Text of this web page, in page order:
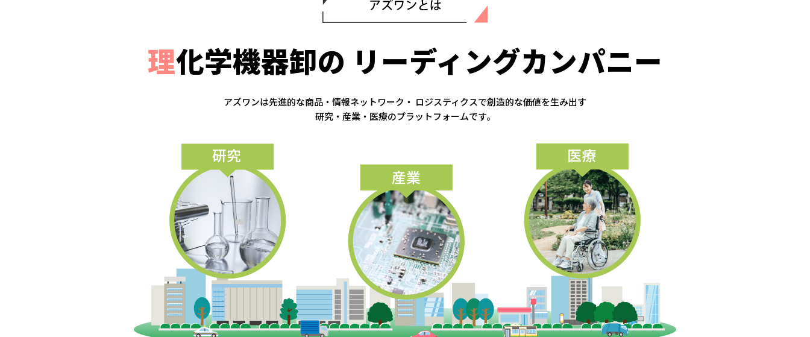
理化学機器卸の リーディングカンパニー
アズワンは先進的な商品・情報ネットワーク・ ロジスティクスで創造的な価値を生み出す
研究・産業・医療のプラットフォームです。